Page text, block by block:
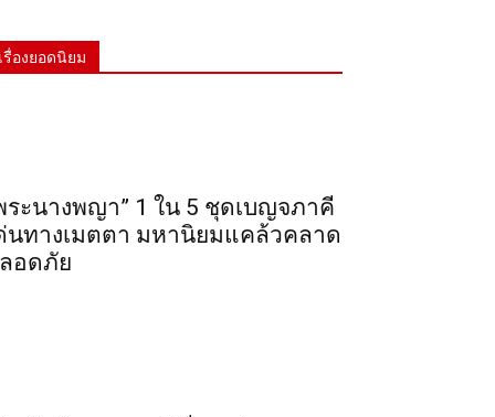
เรื่องยอดนิยม
ระ​นาง​พญา” 1 ใน 5​ ชุดเบญจ​ภาคี​
นทางเมตตา​ มหา​นิยม​แคล้วคลาด​
อดภัย​